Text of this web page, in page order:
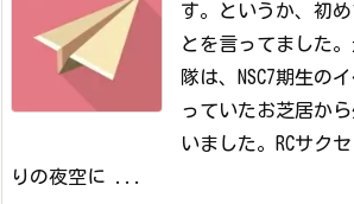
す。
というか、初
とを言ってました。
隊は、NSC7期生の
っていたお芝居か
いました。RCサク
りの夜空に ...